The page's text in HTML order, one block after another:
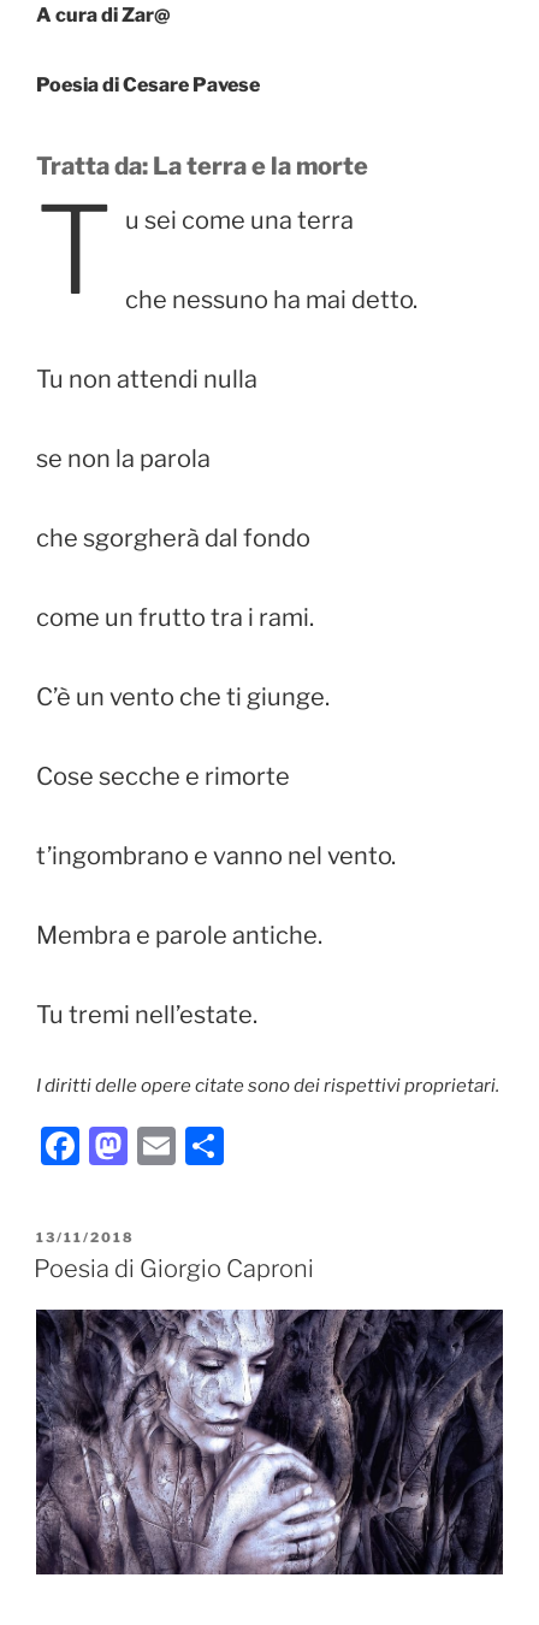
A cura di Zar@
Poesia di Cesare Pavese
Tratta da: La terra e la morte
T u sei come una terra
che nessuno ha mai detto.
Tu non attendi nulla
se non la parola
che sgorgherà dal fondo
come un frutto tra i rami.
C’è un vento che ti giunge.
Cose secche e rimorte
t’ingombrano e vanno nel vento.
Membra e parole antiche.
Tu tremi nell’estate.
I diritti delle opere citate sono dei rispettivi proprietari.
F
c
e
b
o
o
k
M
st
o
d
o
n
E
l
di
vi
di
PUBBLICATO
IL
13/11/2018
Poesia di Giorgio Caproni